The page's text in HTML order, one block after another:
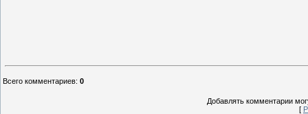
Всего комментариев: 0
Добавлять комментарии
[